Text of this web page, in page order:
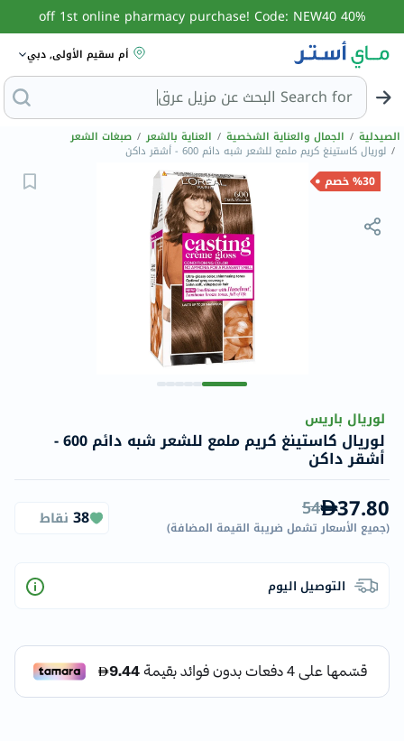
40% off 1st online pharmacy purchase! Code: NEW40
أم سقيم الأولى, دبي
Search for البحث
الصيدلية / الجمال والعناية الشخصية / العناية بالشعر / صبغات الشعر
/ لوريال كاستينغ كريم ملمع للشعر شبه دائم 600 - أشقر داكن
%30 خصم
لوريال باريس
لوريال كاستينغ كريم ملمع للشعر شبه دائم 600 -
أشقر داكن
37.80
54
(جميع الأسعار تشمل ضريبة القيمة المضافة)
38 نقاط
التوصيل اليوم